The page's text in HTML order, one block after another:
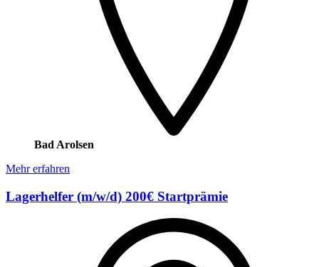
Bad Arolsen
Mehr erfahren
Lagerhelfer (m/w/d) 200€ Startprämie